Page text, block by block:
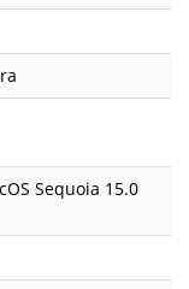
Sequoia 15.0